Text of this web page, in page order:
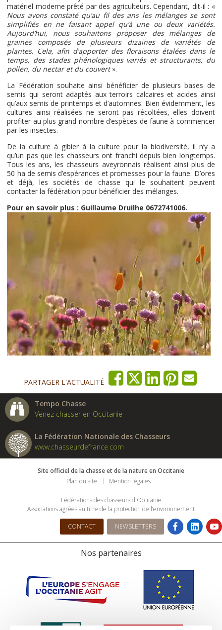
matériel moderne prêté par des agriculteurs. Cependant, dit-il : «
Nous avons constaté qu’au fil des ans les mélanges se sont
simplifiés en ne faisant appel qu’à une ou deux variétés.
Aujourd’hui, nous souhaitons proposer des mélanges de
graines composés de plusieurs dizaines de variétés de
plantes. Cela, afin d’apporter des floraisons étalées dans le
temps, des stades phénologiques variés et structurants, du
pollen, du nectar et du couvert».
La Fédération souhaite ainsi bénéficier de plusieurs bases de
semis qui seront adaptés aux terroirs calcaires et acides ainsi
qu’aux semis de printemps et d’automnes. Bien évidemment, les
cultures ainsi réalisées ne seront pas récoltées, elles doivent
profiter au plus grand nombre d’espèces de faune à commencer
par les insectes.
De la culture à gibier à la culture pour la biodiversité, il n’y a
qu’un pas que les chasseurs ont franchi depuis bien longtemps.
Tous les ans, les chasseurs aveyronnais réalisent ainsi plus de
50 ha de semis d’espérances et promesses pour la faune. D’ores
et déjà, les sociétés de chasse qui le souhaitent peuvent
contacter la fédération pour bénéficier des mélanges.
Pour en savoir plus : Guillaume Druilhe 0672741006.
PARTAGER L'ACTUALITÉ
Tempo Chasse
Venez chasser en Occitanie
La Fédération Nationale des Chasseurs
www.chasseurdefrance.com
Site officiel de la chasse et de la nature en Occitanie
Plan du site
Mention légales
Fédérations des chasseurs d'Occitanie
Associations agrées au titre de la protection de l’environnement
CONTACT NEWSLETTERS
Nos partenaires